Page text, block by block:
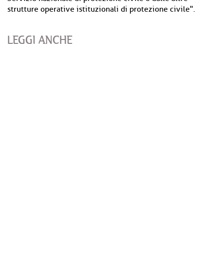
strutture operative istituzionali di protezione civile".
LEGGI ANCHE